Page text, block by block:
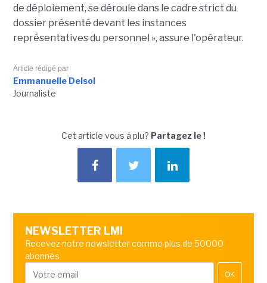
de déploiement, se déroule dans le cadre strict du
dossier présenté devant les instances
représentatives du personnel », assure l'opérateur.
Article rédigé par
Emmanuelle Delsol
Journaliste
Cet article vous a plu? Partagez le !
NEWSLETTER LMI
Recevez notre newsletter comme plus de 50000
abonnés
OK